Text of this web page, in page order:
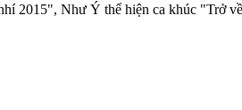
2015", Như Ý thể hiện ca khúc "Trở